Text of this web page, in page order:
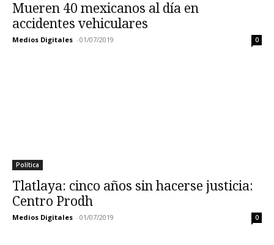
Mueren 40 mexicanos al día en
accidentes vehiculares
Medios Digitales - 01/07/2019 0
Política
Tlatlaya: cinco años sin hacerse justicia:
Centro Prodh
Medios Digitales - 01/07/2019 0